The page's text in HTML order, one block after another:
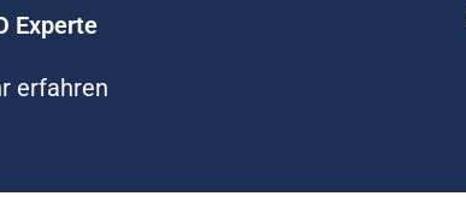
Experte
erfahren